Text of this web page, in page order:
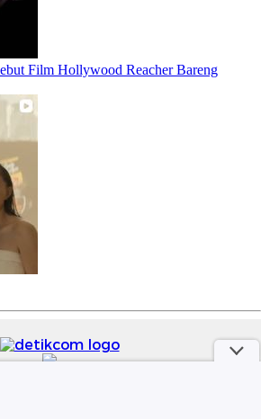
Film Hollywood Reacher Bareng